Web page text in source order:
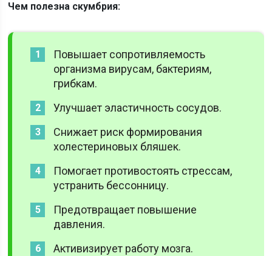
Чем полезна скумбрия:
Повышает сопротивляемость
организма вирусам, бактериям,
грибкам.
Улучшает эластичность сосудов.
Снижает риск формирования
холестериновых бляшек.
Помогает противостоять стрессам,
устранить бессонницу.
Предотвращает повышение
давления.
Активизирует работу мозга.